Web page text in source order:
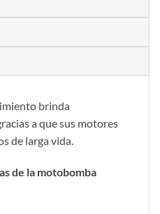
brinda
a que sus motores
de larga vida.
de la motobomba